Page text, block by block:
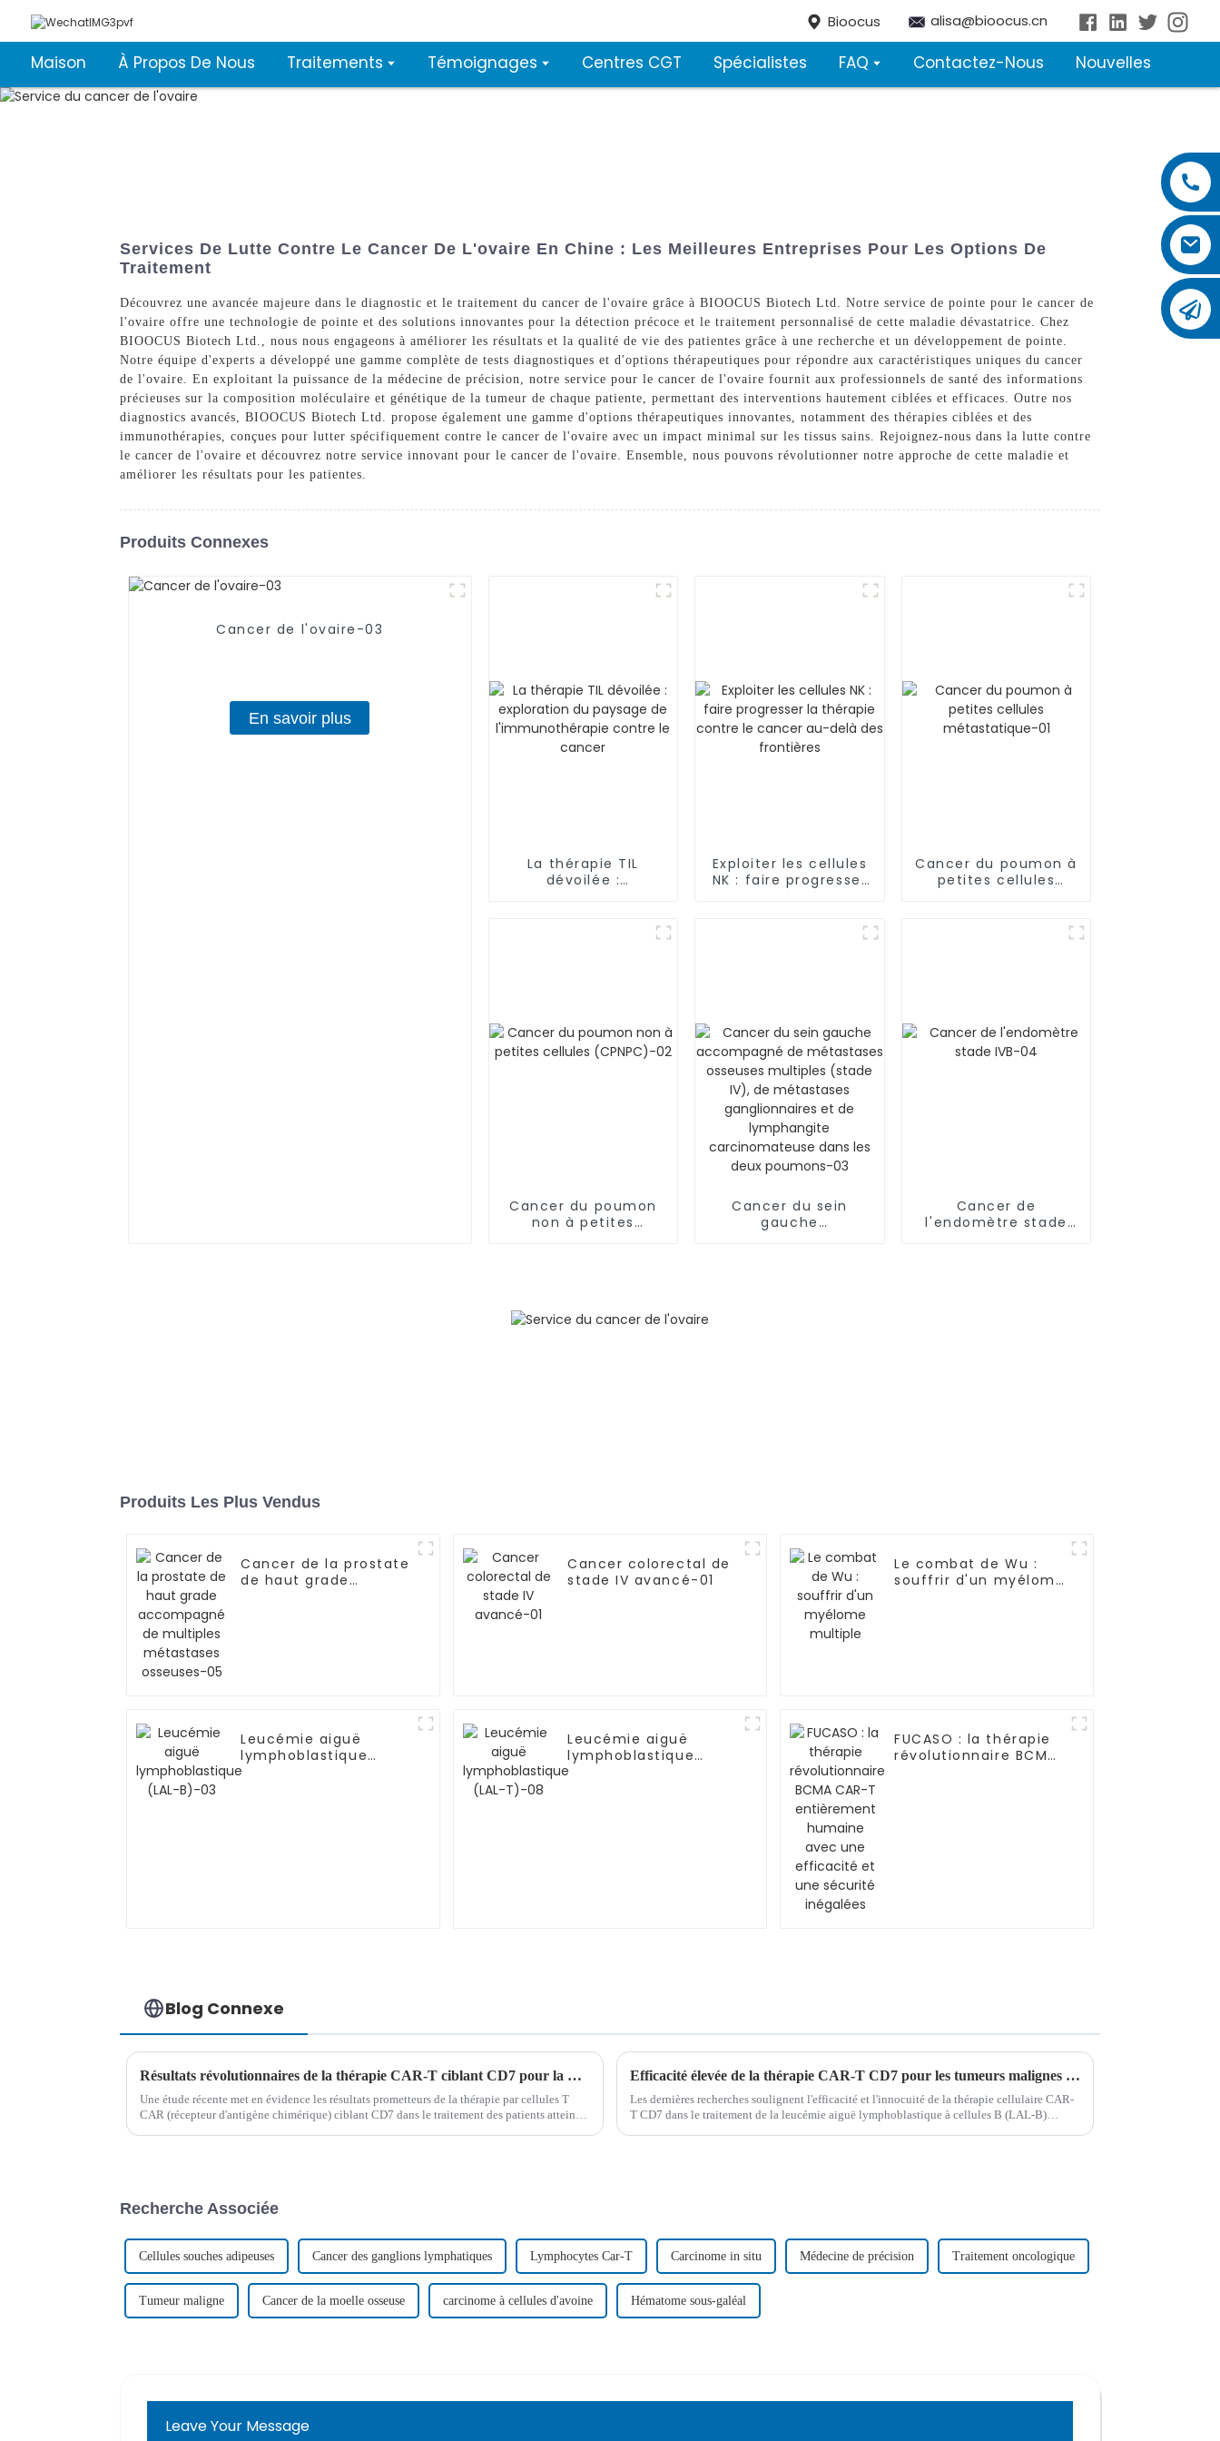
Bioocus alisa@bioocus.cn
Maison À Propos De Nous Traitements Témoignages Centres CGT Spécialistes FAQ Contactez-Nous Nouvelles
Services De Lutte Contre Le Cancer De L'ovaire En Chine : Les Meilleures Entreprises Pour Les Options De
Traitement
Découvrez une avancée majeure dans le diagnostic et le traitement du cancer de l'ovaire grâce à BIOOCUS Biotech Ltd. Notre service de pointe pour le cancer de
l'ovaire offre une technologie de pointe et des solutions innovantes pour la détection précoce et le traitement personnalisé de cette maladie dévastatrice. Chez
BIOOCUS Biotech Ltd., nous nous engageons à améliorer les résultats et la qualité de vie des patientes grâce à une recherche et un développement de pointe.
Notre équipe d'experts a développé une gamme complète de tests diagnostiques et d'options thérapeutiques pour répondre aux caractéristiques uniques du cancer
de l'ovaire. En exploitant la puissance de la médecine de précision, notre service pour le cancer de l'ovaire fournit aux professionnels de santé des informations
précieuses sur la composition moléculaire et génétique de la tumeur de chaque patiente, permettant des interventions hautement ciblées et efficaces. Outre nos
diagnostics avancés, BIOOCUS Biotech Ltd. propose également une gamme d'options thérapeutiques innovantes, notamment des thérapies ciblées et des
immunothérapies, conçues pour lutter spécifiquement contre le cancer de l'ovaire avec un impact minimal sur les tissus sains. Rejoignez-nous dans la lutte contre
le cancer de l'ovaire et découvrez notre service innovant pour le cancer de l'ovaire. Ensemble, nous pouvons révolutionner notre approche de cette maladie et
améliorer les résultats pour les patientes.
Produits Connexes
Cancer de l'ovaire-03
En savoir plus
La thérapie TIL
dévoilée :
Exploiter les cellules
NK : faire progresser
Cancer du poumon à
petites cellules
Cancer du poumon
non à petites
Cancer du sein
gauche
Cancer de
l'endomètre stade
Produits Les Plus Vendus
Cancer de la prostate
de haut grade
Cancer colorectal de
stade IV avancé-01
Le combat de Wu :
souffrir d'un myélome
Leucémie aiguë
lymphoblastique
(LAL-B)-03
Leucémie aiguë
lymphoblastique
(LAL-T)-08
FUCASO : la thérapie
révolutionnaire BCMA
Blog Connexe
Résultats révolutionnaires de la thérapie CAR-T ciblant CD7 pour la LAL-T et la LBL-T
Une étude récente met en évidence les résultats prometteurs de la thérapie par cellules T
CAR (récepteur d'antigène chimérique) ciblant CD7 dans le traitement des patients atteints
Efficacité élevée de la thérapie CAR-T CD7 pour les tumeurs malignes à cellules B : une avancée majeure dans le traitement du cancer
Les dernières recherches soulignent l'efficacité et l'innocuité de la thérapie cellulaire CAR-
T CD7 dans le traitement de la leucémie aiguë lymphoblastique à cellules B (LAL-B)
Recherche Associée
Cellules souches adipeuses Cancer des ganglions lymphatiques Lymphocytes Car-T Carcinome in situ Médecine de précision Traitement oncologique
Tumeur maligne Cancer de la moelle osseuse carcinome à cellules d'avoine Hématome sous-galéal
Leave Your Message